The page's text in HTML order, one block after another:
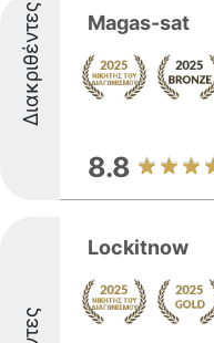
Διακριθέντες Magas-sat
8.8
Lockitnow